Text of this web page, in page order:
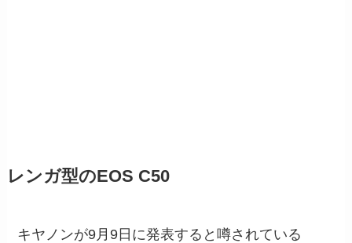
レンガ型のEOS C50
キヤノンが9月9日に発表すると噂されている